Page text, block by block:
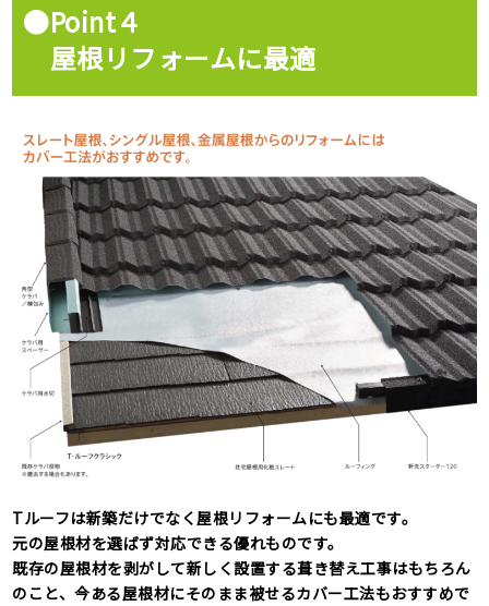
●Point４
屋根リフォームに最適
Tルーフは新築だけでなく屋根リフォームにも最適です。
元の屋根材を選ばず対応できる優れものです。
既存の屋根材を剥がして新しく設置する葺き替え工事はもちろん
のこと、今ある屋根材にそのまま被せるカバー工法もおすすめで